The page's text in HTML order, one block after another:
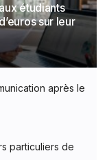
étudiants
sur leur
après le
particuliers de